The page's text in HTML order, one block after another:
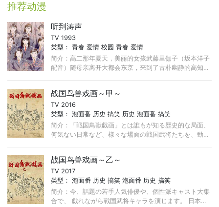
推荐动漫
听到涛声
TV 1993
类型：青春 爱情 校园 青春 爱情
简介：高二那年夏天，美丽的女孩武藤里伽子（坂本洋子
配音）随母亲离开大都会东京，来到了古朴幽静的高知。
战国鸟兽戏画～甲～
TV 2016
类型：泡面番 历史 搞笑 历史 泡面番 搞笑
简介：「戦国鳥獣戯画」とは誰もが知る歴史的な局面、
何気ない日常など、様々な場面の戦国武将たちを、動物
战国鸟兽戏画～乙～
TV 2017
类型：泡面番 历史 搞笑 泡面番 历史 搞笑
简介：今、話題の若手人気俳優や、個性派キャスト大集
合で、 戯れながら戦国武将キャラを演じます。 日本の